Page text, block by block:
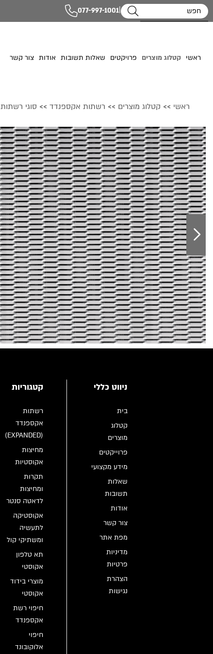
|
077-997-1001
ראשי קטלוג מוצרים פרויקטים שאלות תשובות אודות צור קשר
ראשי >> קטלוג מוצרים >> רשתות אקספנדד >> סוגי רשתות
ניווט כללי
בית
קטלוג
מוצרים
פרוייקטים
מידע מקצועי
שאלות
תשובות
אודות
צור קשר
מפת אתר
מדיניות
פרטיות
הצהרת
נגישות
קטגוריות
רשתות
אקספנדד
(EXPANDED)
מחיצות
אקוסטיות
תקרות
ומחיצות
לדאטה סנטר
אקוסטיקה
לתעשיה
ומשתיקי קול
תא טלפון
אקוסטי
מוצרי בידוד
אקוסטי
חיפוי רשת
אקספנדד
חיפוי
אלוקובונד